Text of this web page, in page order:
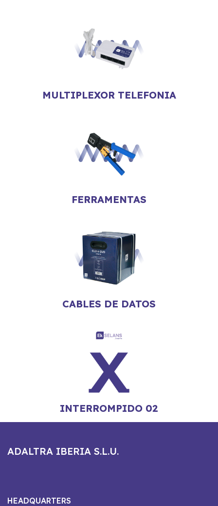
MULTIPLEXOR TELEFONIA
FERRAMENTAS
CABLES DE DATOS
INTERROMPIDO 02
ADALTRA IBERIA S.L.U.
HEADQUARTERS